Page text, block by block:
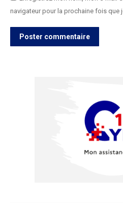
navigateur pour la prochaine fois que
Poster commentaire